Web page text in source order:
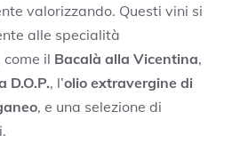
valorizzando. Questi vini si
alle specialità
il Bacalà alla Vicentina,
D.O.P., l’olio extravergine di
, e una selezione di